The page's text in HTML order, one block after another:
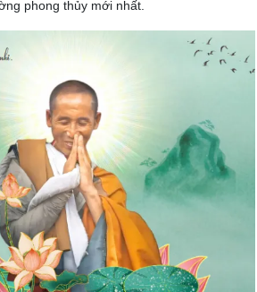
phong thủy mới nhất.